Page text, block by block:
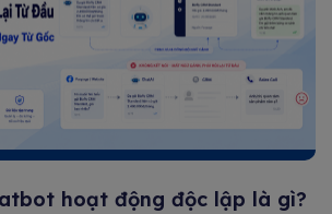
hoạt động độc lập là gì?